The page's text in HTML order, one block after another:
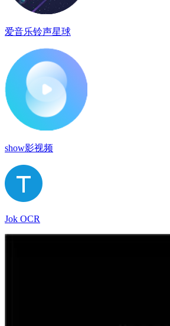
爱音乐铃声星球
show影视频
Jok OCR